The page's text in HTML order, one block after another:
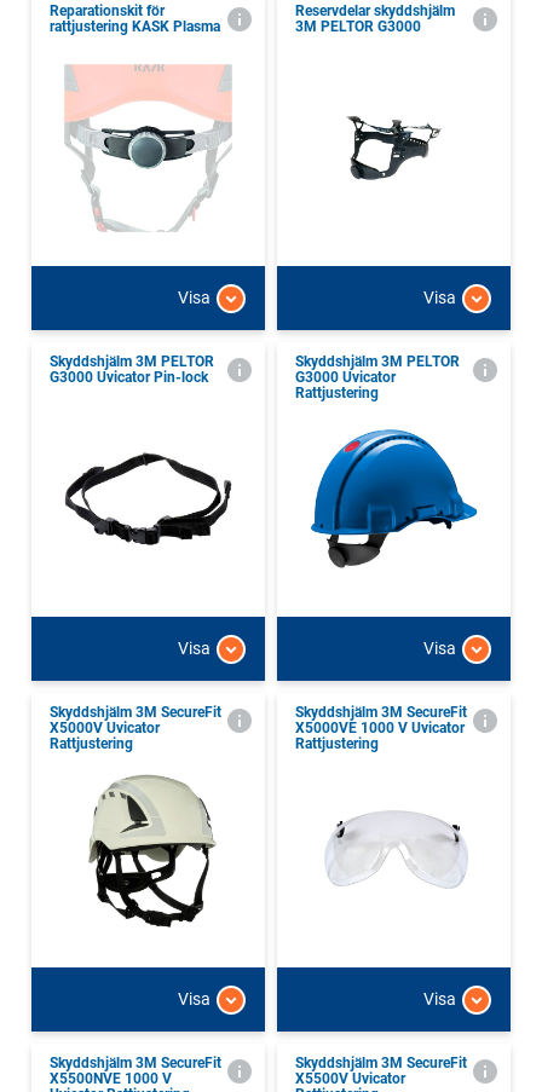
Reparationskit för
rattjustering KASK Plasma
Visa
Reservdelar skyddshjälm
3M PELTOR G3000
Visa
Skyddshjälm 3M PELTOR
G3000 Uvicator Pin-lock
Visa
Skyddshjälm 3M PELTOR
G3000 Uvicator
Rattjustering
Visa
Skyddshjälm 3M SecureFit
X5000V Uvicator
Rattjustering
Visa
Skyddshjälm 3M SecureFit
X5000VE 1000 V Uvicator
Rattjustering
Visa
Skyddshjälm 3M SecureFit
X5500NVE 1000 V
Skyddshjälm 3M SecureFit
X5500V Uvicator